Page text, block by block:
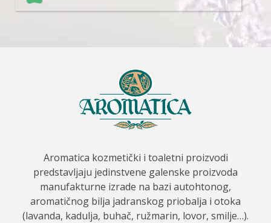
Aromatica kozmetički i toaletni proizvodi
predstavljaju jedinstvene galenske proizvoda
manufakturne izrade na bazi autohtonog,
aromatičnog bilja jadranskog priobalja i otoka
(lavanda, kadulja, buhač, ružmarin, lovor, smilje…).